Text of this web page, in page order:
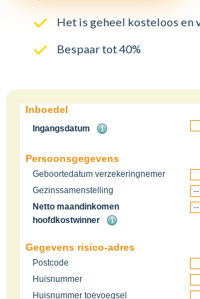
Het is geheel kosteloos en
Bespaar tot 40%